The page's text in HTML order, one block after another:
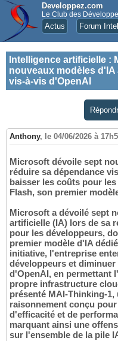
Developpez.com
Le Club des
Actus Forum
Intelligence artificielle :
nouveaux modèles
vis-à-vis d'OpenAI
Anthony, le 04/06/2026 à
Microsoft dévoile sept
réduire sa dépendance
baisser les coûts pour
Flash, son premier
Microsoft a dévoilé sept
artificielle (IA) lors de sa
pour les développeurs,
premier modèle d'IA
initiative, l'entreprise
développeurs et diminuer
d'OpenAI, en permettant
propre infrastructure
présenté MAI-Thinking-1,
raisonnement conçu
d'efficacité et de
marquant ainsi une
sur l'ensemble de la pile